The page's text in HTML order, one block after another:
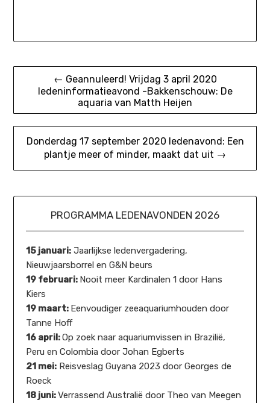
Bericht
navigatie
← Geannuleerd! Vrijdag 3 april 2020
ledeninformatieavond -Bakkenschouw: De
aquaria van Matth Heijen
Donderdag 17 september 2020 ledenavond: Een
plantje meer of minder, maakt dat uit →
PROGRAMMA LEDENAVONDEN 2026
15 januari: Jaarlijkse ledenvergadering,
Nieuwjaarsborrel en G&N beurs
19 februari: Nooit meer Kardinalen 1 door Hans
Kiers
19 maart: Eenvoudiger zeeaquariumhouden door
Tanne Hoff
16 april:Op zoek naar aquariumvissen in Brazilië,
Peru en Colombia door Johan Egberts
21 mei: Reisveslag Guyana 2023 door Georges de
Roeck
18 juni:Verrassend Australië door Theo van Meegen